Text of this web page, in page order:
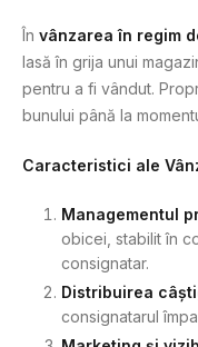
În vânzarea în regim
lasă în grija unui
pentru a fi vândut.
bunului până la
Caracteristici ale
Managementul
obicei, stabilit în
consignatar.
Distribuirea
consignatarul